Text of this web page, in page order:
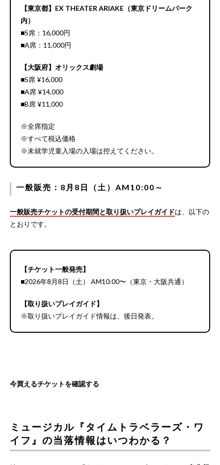
【東京都】EX THEATER ARIAKE（東京ドリームパーク
内）
■S席：16,000円
■A席：11,000円
【大阪府】オリックス劇場
■S席 ¥16,000
■A席 ¥14,000
■B席 ¥11,000
※全席指定
※すべて税込価格
※未就学児童入場の入場は控えてください。
一般販売：8月8日（土）AM10:00～
一般販売チケットの受付期間と取り扱いプレイガイドは、以下の
とおりです。
【チケット一般発売】
■2026年8月8日（土） AM10:00〜（東京・大阪共通）
【取り扱いプレイガイド】
※取り扱いプレイガイド情報は、後日発表。
今買えるチケットを確認する
ミュージカル『タイムトラベラーズ・ワ
イフ』の当落情報はいつわかる？